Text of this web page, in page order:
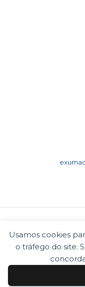
Usamos cookies
o tráfego do site.
© 2010
0800 000 8995.
Termos e